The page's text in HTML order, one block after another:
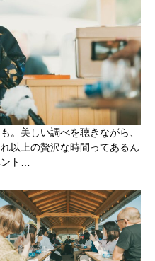
？
最新のイベント情報を発信中
。美しい調べを聴きながら、
以上の贅沢な時間ってあるん
ント…